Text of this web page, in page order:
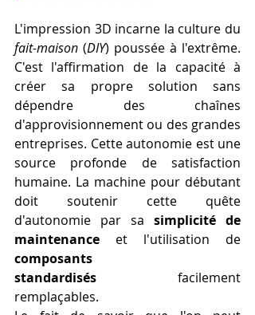
fait-maison (DIY) poussée à l'extrême.
C'est l'affirmation de la capacité à
créer sa propre solution sans
dépendre des chaînes
d'approvisionnement ou des grandes
entreprises. Cette autonomie est une
source profonde de satisfaction
humaine. La machine pour débutant
doit soutenir cette quête
d'autonomie par sa simplicité de
maintenance
composants
standardisés facilement
remplaçables.